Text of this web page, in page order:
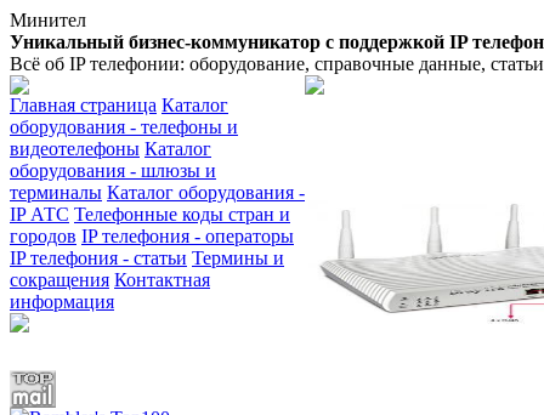
Минител
Уникальный бизнес-коммуникатор с поддержкой IP
Всё об IP телефонии: оборудование, справочные данные,
Главная страница Каталог
оборудования - телефоны и
видеотелефоны Каталог
оборудования - шлюзы и
терминалы Каталог оборудования -
IP АТС Телефонные коды стран и
городов IP телефония - операторы
IP телефония - статьи Термины и
сокращения Контактная
информация